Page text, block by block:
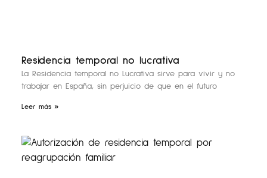
Residencia temporal no lucrativa
La Residencia temporal no Lucrativa sirve para vivir y no
trabajar en España, sin perjuicio de que en el futuro
Leer más »